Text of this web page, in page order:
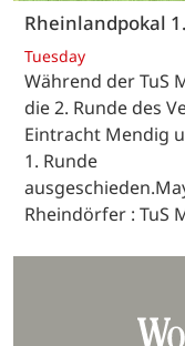
Rheinlandpokal
Tuesday
Während der TuS
die 2. Runde des
Eintracht Mendig
1. Runde
Rheindörfer : TuS